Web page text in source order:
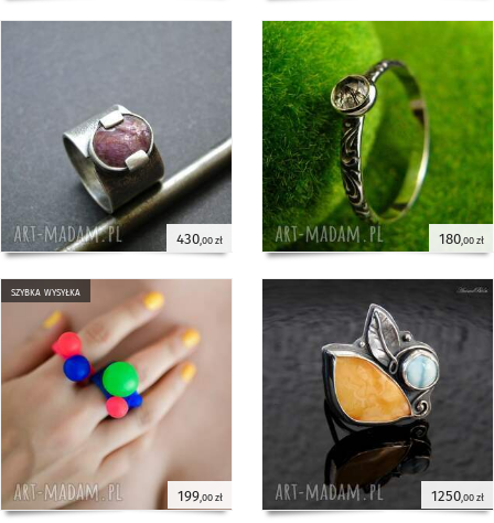
430,00 zł 180,00 zł
szybka wysyłka
199,00 zł 1250,00 zł